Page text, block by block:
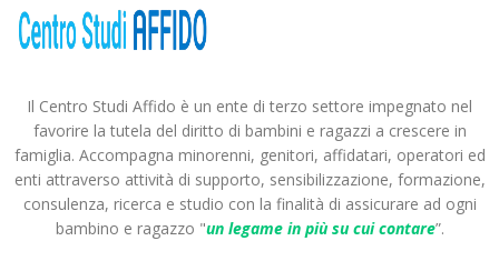
Il Centro Studi Affido è un ente di terzo settore impegnato nel
favorire la tutela del diritto di bambini e ragazzi a crescere in
famiglia. Accompagna minorenni, genitori, affidatari, operatori ed
enti attraverso attività di supporto, sensibilizzazione, formazione,
consulenza, ricerca e studio con la finalità di assicurare ad ogni
bambino e ragazzo "un legame in più su cui contare”.